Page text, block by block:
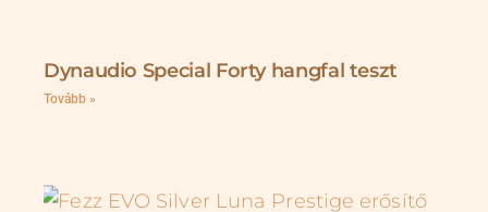
Dynaudio Special Forty hangfal teszt
Tovább »